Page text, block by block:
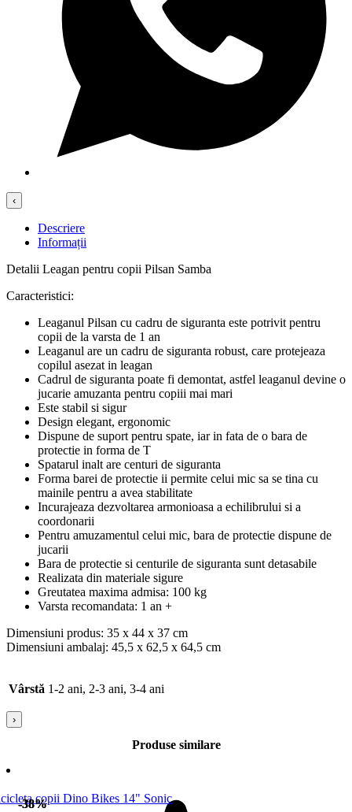
‹
Descriere
Informații
Detalii Leagan pentru copii Pilsan Samba
Caracteristici:
Leaganul Pilsan cu cadru de siguranta este potrivit pentru
copii de la varsta de 1 an
Leaganul are un cadru de siguranta robust, care protejeaza
copilul asezat in leagan
Cadrul de siguranta poate fi demontat, astfel leaganul devine o
jucarie amuzanta pentru copiii mai mari
Este stabil si sigur
Design elegant, ergonomic
Dispune de suport pentru spate, iar in fata de o bara de
protectie in forma de T
Spatarul inalt are centuri de siguranta
Forma barei de protectie ii permite celui mic sa se tina cu
mainile pentru a avea stabilitate
Incurajeaza dezvoltarea armonioasa a echilibrului si a
coordonarii
Pentru amuzamentul celui mic, bara de protectie dispune de
jucarii
Bara de protectie si centurile de siguranta sunt detasabile
Realizata din materiale sigure
Greutatea maxima admisa: 100 kg
Varsta recomandata: 1 an +
Dimensiuni produs: 35 x 44 x 37 cm
Dimensiuni ambalaj: 45,5 x 62,5 x 64,5 cm
Vârstă 1-2 ani, 2-3 ani, 3-4 ani
›
Produse similare
-38%
-38%